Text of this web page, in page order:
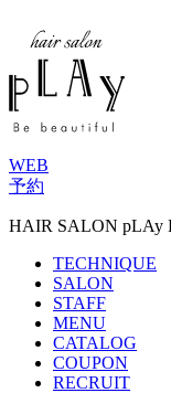
WEB
予約
HAIR SALON pLAy
TECHNIQUE
SALON
STAFF
MENU
CATALOG
COUPON
RECRUIT